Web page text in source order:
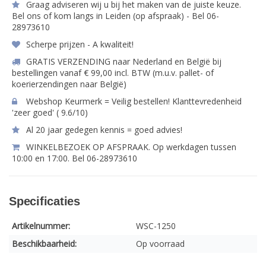
Graag adviseren wij u bij het maken van de juiste keuze.
Bel ons of kom langs in Leiden (op afspraak) - Bel 06-
28973610
Scherpe prijzen - A kwaliteit!
GRATIS VERZENDING naar Nederland en België bij
bestellingen vanaf € 99,00 incl. BTW (m.u.v. pallet- of
koerierzendingen naar België)
Webshop Keurmerk = Veilig bestellen! Klanttevredenheid
'zeer goed' ( 9.6/10)
Al 20 jaar gedegen kennis = goed advies!
WINKELBEZOEK OP AFSPRAAK. Op werkdagen tussen
10:00 en 17:00. Bel 06-28973610
Specificaties
Artikelnummer:
WSC-1250
Beschikbaarheid:
Op voorraad